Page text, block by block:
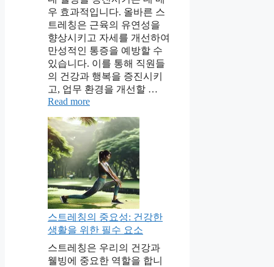
우 효과적입니다. 올바른 스
트레칭은 근육의 유연성을
향상시키고 자세를 개선하여
만성적인 통증을 예방할 수
있습니다. 이를 통해 직원들
의 건강과 행복을 증진시키
고, 업무 환경을 개선할 …
Read more
스트레칭의 중요성: 건강한
생활을 위한 필수 요소
스트레칭은 우리의 건강과
웰빙에 중요한 역할을 합니